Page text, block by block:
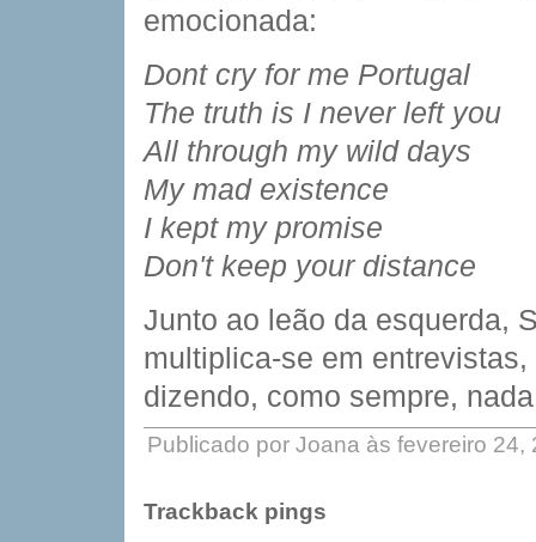
emocionada:
Dont cry for me Portugal
The truth is I never left you
All through my wild days
My mad existence
I kept my promise
Don't keep your distance
Junto ao leão da esquerda,
multiplica-se em
dizendo, como sempre,
Publicado por Joana às fevereiro 24,
Trackback pings